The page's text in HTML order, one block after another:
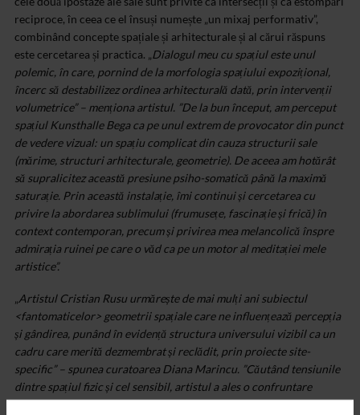
reciproce, în ceea ce el însuși numește „un mixaj performativ”,
combinând concepte spațiale și arhitecturale și al cărui răspuns
este cercetarea și practica. „Dialogul meu cu spațiul este unul
polemic, în care, pornind de la morfologia spațiului expozițional,
încerc să destabilizez ordinea arhitecturală dată, prin intervenții
volumetrice” – menționa artistul. ”De la bun început, am perceput
spațiul Kunsthalle Bega ca pe unul extrem de provocator din punct
de vedere vizual: un spațiu complicat din cauza structurii sale
(mărime, structuri arhitecturale, geometrie). De aceea am hotărât
să supralicitez această presiune psiho-somatică până la maximă
saturație. Prin această instalație, îmi continui și cercetarea cu
privire la abordarea sublimului (frumusețe, fascinație și frică) în
context contemporan, precum și privirea mea melancolică înspre
admirația ruinei pe care o văd ca pe un motor al meditației mele
artistice”.
„Artistul Cristian Rusu urmărește de mai mulți ani subiectul
<fantomaticelor> geometrii spațiale care ne influențează percepția
și gândirea, punând în evidență structura universului vizibil ca un
cadru care merită dezmembrat și reclădit, prin proiecte site-
specific”– spunea curatoarea Diana Marincu. ”Căutând tensiunile
dintre spațiul fizic și cel sensibil, artistul a ales o confruntare
directă cu spațiul expozițional – hala industrială unde s-a inaugurat